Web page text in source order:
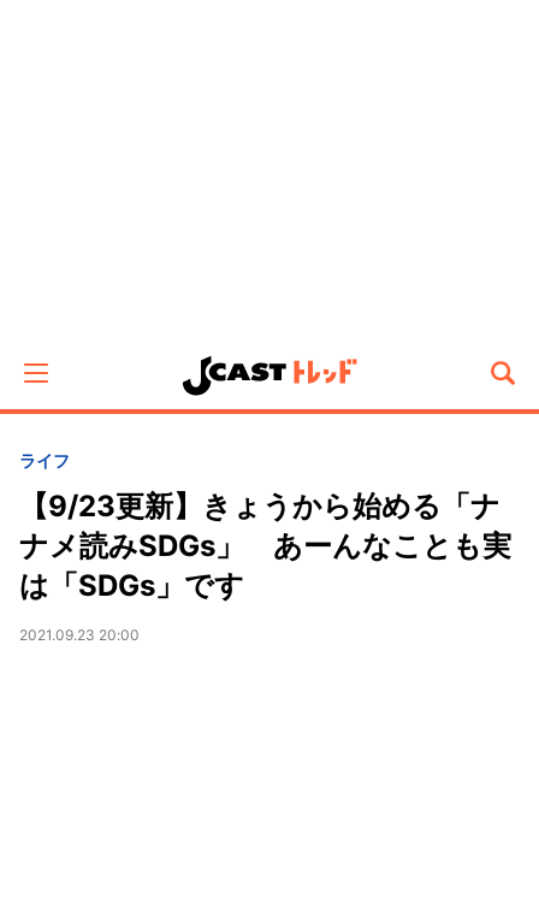
ライフ
【9/23更新】きょうから始める「ナ
ナメ読みSDGs」 あーんなことも実
は「SDGs」です
2021.09.23 20:00